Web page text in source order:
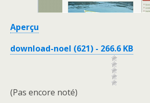
Aperçu
download-noel (621) - 266.6 KB
(Pas encore noté)